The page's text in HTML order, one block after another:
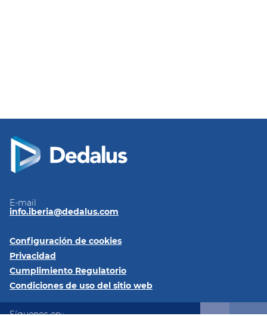
E-mail
info.iberia@dedalus.com
Configuración de cookies
Privacidad
Cumplimiento Regulatorio
Condiciones de uso del sitio web